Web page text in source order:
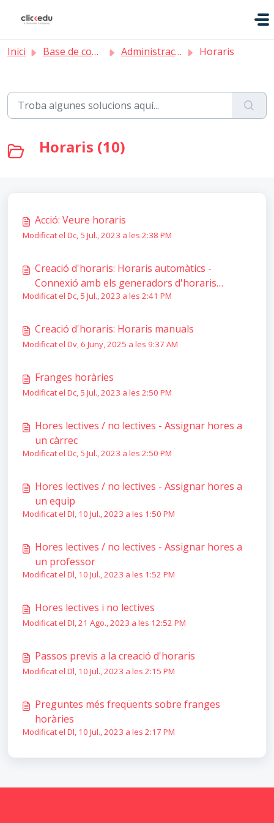
Inici Base de coneixement Administració Horaris
Horaris (10)
Acció: Veure horaris
Modificat el Dc, 5 Jul., 2023 a les 2:38 PM
Creació d'horaris: Horaris automàtics -
Connexió amb els generadors d'horaris
Peñalara i FET
Modificat el Dc, 5 Jul., 2023 a les 2:41 PM
Creació d'horaris: Horaris manuals
Modificat el Dv, 6 Juny, 2025 a les 9:37 AM
Franges horàries
Modificat el Dc, 5 Jul., 2023 a les 2:50 PM
Hores lectives / no lectives - Assignar hores a
un càrrec
Modificat el Dc, 5 Jul., 2023 a les 2:50 PM
Hores lectives / no lectives - Assignar hores a
un equip
Modificat el Dl, 10 Jul., 2023 a les 1:50 PM
Hores lectives / no lectives - Assignar hores a
un professor
Modificat el Dl, 10 Jul., 2023 a les 1:52 PM
Hores lectives i no lectives
Modificat el Dl, 21 Ago., 2023 a les 12:52 PM
Passos previs a la creació d'horaris
Modificat el Dl, 10 Jul., 2023 a les 2:15 PM
Preguntes més freqüents sobre franges
horàries
Modificat el Dl, 10 Jul., 2023 a les 2:17 PM